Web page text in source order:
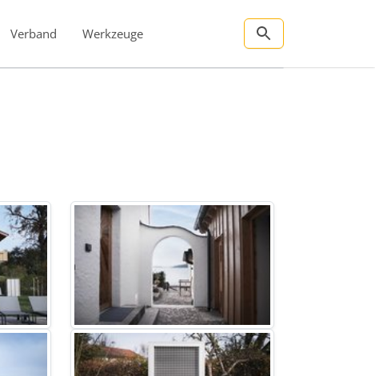
Verband Werkzeuge